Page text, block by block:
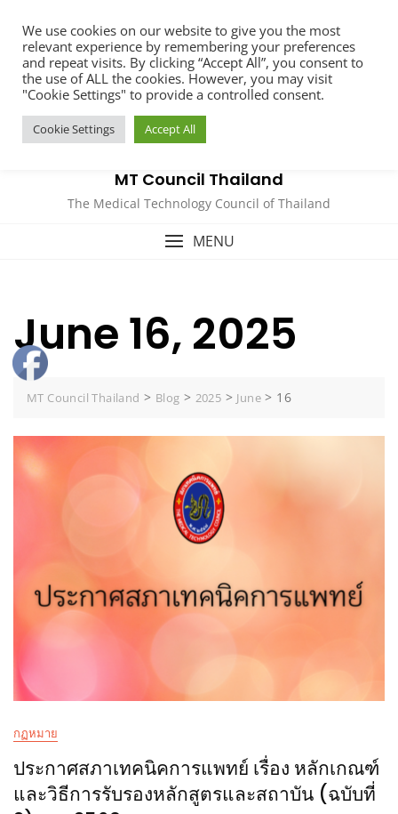
content
MT Council Thailand
The Medical Technology Council of Thailand
MENU
June 16, 2025
MT Council Thailand > Blog > 2025 > June > 16
กฏหมาย
ประกาศสภาเทคนิคการแพทย์ เรื่อง หลักเกณฑ์
และวิธีการรับรองหลักสูตรและสถาบัน (ฉบับที่
We use cookies on our website to give you the most
relevant experience by remembering your preferences
and repeat visits. By clicking “Accept All”, you consent to
the use of ALL the cookies. However, you may visit
"Cookie Settings" to provide a controlled consent.
Cookie Settings Accept All